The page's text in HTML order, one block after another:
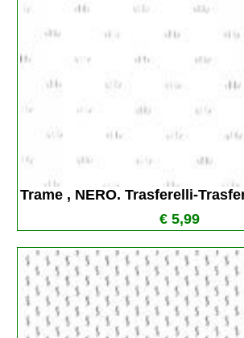
Trame , NERO. Trasferelli-
€ 5,99